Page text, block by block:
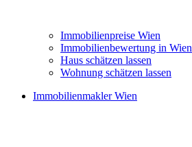
Immobilienpreise Wien
Immobilienbewertung in Wien
Haus schätzen lassen
Wohnung schätzen lassen
Immobilienmakler Wien